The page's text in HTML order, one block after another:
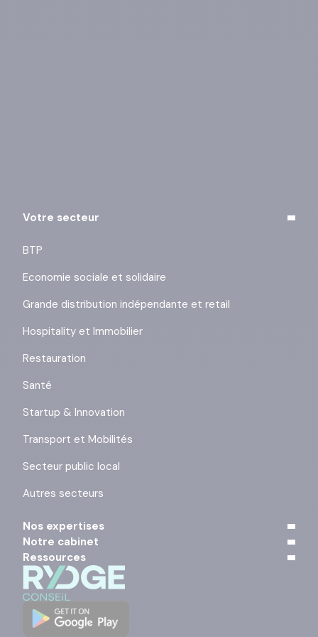
Votre secteur
BTP
Economie sociale et solidaire
Grande distribution indépendante et retail
Hospitality et Immobilier
Restauration
Santé
Startup & Innovation
Transport et Mobilités
Secteur public local
Autres secteurs
Nos expertises
Notre cabinet
Ressources